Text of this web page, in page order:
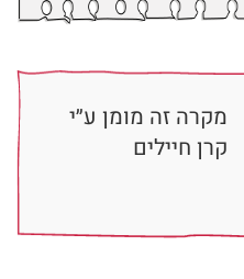
מקרה זה מומן ע״י
קרן חיילים